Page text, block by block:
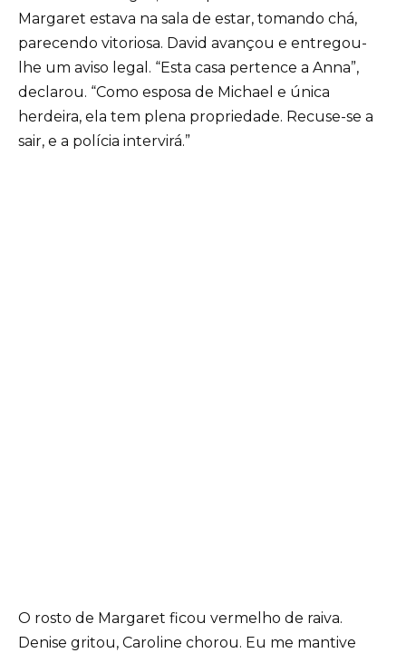
Margaret estava na sala de estar, tomando chá,
parecendo vitoriosa. David avançou e entregou-
lhe um aviso legal. “Esta casa pertence a Anna”,
declarou. “Como esposa de Michael e única
herdeira, ela tem plena propriedade. Recuse-se a
sair, e a polícia intervirá.”
O rosto de Margaret ficou vermelho de raiva.
Denise gritou, Caroline chorou. Eu me mantive